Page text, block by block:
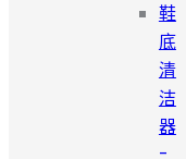
鞋
底
清
洁
器